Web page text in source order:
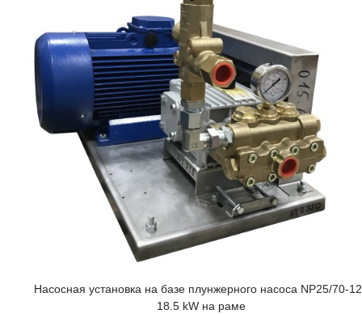
Насосная установка на базе плунжерного насоса NP25/70-
18.5 kW на раме